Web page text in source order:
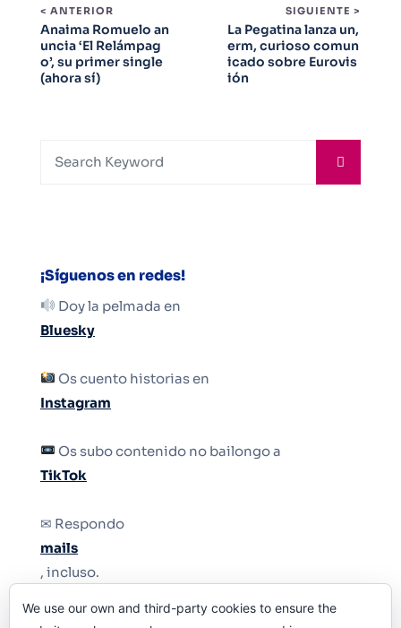
< ANTERIOR
Anaima Romuelo an
uncia ‘El Relámpag
o’, su primer single
(ahora sí)
SIGUIENTE >
La Pegatina lanza un,
erm, curioso comun
icado sobre Eurovis
ión
¡Síguenos en redes!
Doy la pelmada en
Bluesky
Os cuento historias en
Instagram
Os subo contenido no bailongo a
TikTok
✉ Respondo
mails
, incluso.
Y si una persona no puede tener teléfono, que
We use our own and third-party cookies to ensure the